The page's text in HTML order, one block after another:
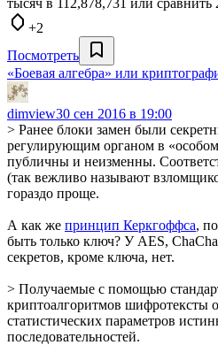
тысяч в 112,878,731 или
+2
Посмотреть
«Боевая алгебра» или
dimview30 сен 2016 в 19:00
> Ранее блоки замен были
регулирующим органом в
публичны и неизменны.
(так вежливо называют
гораздо проще.
А как же принцип Керкгоффса,
быть только ключ? У AES,
секретов, кроме ключа, нет.
> Получаемые с помощью
криптоалгоритмов шифротексты
статистических параметров
последовательностей.